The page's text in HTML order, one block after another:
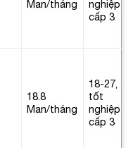
Man/tháng
nghiệp
cấp 3
18.8
Man/tháng
18-27,
tốt
nghiệp
cấp 3